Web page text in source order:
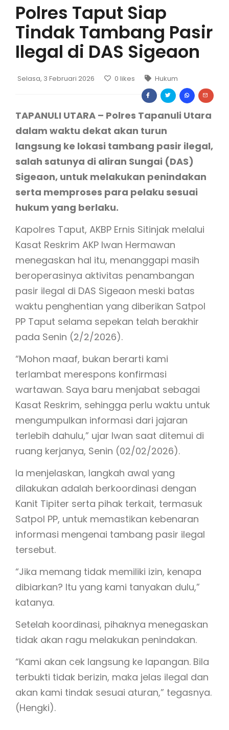
Polres Taput Siap
Tindak Tambang Pasir
Ilegal di DAS Sigeaon
Selasa, 3 Februari 2026 0 likes Hukum
TAPANULI UTARA – Polres Tapanuli Utara
dalam waktu dekat akan turun
langsung ke lokasi tambang pasir ilegal,
salah satunya di aliran Sungai (DAS)
Sigeaon, untuk melakukan penindakan
serta memproses para pelaku sesuai
hukum yang berlaku.
Kapolres Taput, AKBP Ernis Sitinjak melalui
Kasat Reskrim AKP Iwan Hermawan
menegaskan hal itu, menanggapi masih
beroperasinya aktivitas penambangan
pasir ilegal di DAS Sigeaon meski batas
waktu penghentian yang diberikan Satpol
PP Taput selama sepekan telah berakhir
pada Senin (2/2/2026).
“Mohon maaf, bukan berarti kami
terlambat merespons konfirmasi
wartawan. Saya baru menjabat sebagai
Kasat Reskrim, sehingga perlu waktu untuk
mengumpulkan informasi dari jajaran
terlebih dahulu,” ujar Iwan saat ditemui di
ruang kerjanya, Senin (02/02/2026).
Ia menjelaskan, langkah awal yang
dilakukan adalah berkoordinasi dengan
Kanit Tipiter serta pihak terkait, termasuk
Satpol PP, untuk memastikan kebenaran
informasi mengenai tambang pasir ilegal
tersebut.
“Jika memang tidak memiliki izin, kenapa
dibiarkan? Itu yang kami tanyakan dulu,”
katanya.
Setelah koordinasi, pihaknya menegaskan
tidak akan ragu melakukan penindakan.
“Kami akan cek langsung ke lapangan. Bila
terbukti tidak berizin, maka jelas ilegal dan
akan kami tindak sesuai aturan,” tegasnya.
(Hengki).